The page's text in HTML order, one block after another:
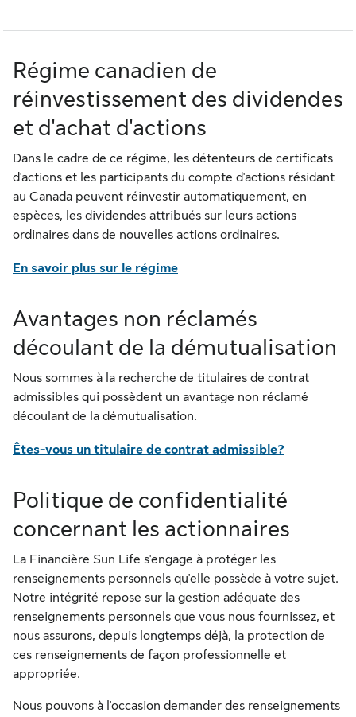
Régime canadien de
réinvestissement des dividendes
et d'achat d'actions
Dans le cadre de ce régime, les détenteurs de certificats
d'actions et les participants du compte d'actions résidant
au Canada peuvent réinvestir automatiquement, en
espèces, les dividendes attribués sur leurs actions
ordinaires dans de nouvelles actions ordinaires.
En savoir plus sur le régime
Avantages non réclamés
découlant de la démutualisation
Nous sommes à la recherche de titulaires de contrat
admissibles qui possèdent un avantage non réclamé
découlant de la démutualisation.
Êtes-vous un titulaire de contrat admissible?
Politique de confidentialité
concernant les actionnaires
La Financière Sun Life s'engage à protéger les
renseignements personnels qu'elle possède à votre sujet.
Notre intégrité repose sur la gestion adéquate des
renseignements personnels que vous nous fournissez, et
nous assurons, depuis longtemps déjà, la protection de
ces renseignements de façon professionnelle et
appropriée.
Nous pouvons à l'occasion demander des renseignements